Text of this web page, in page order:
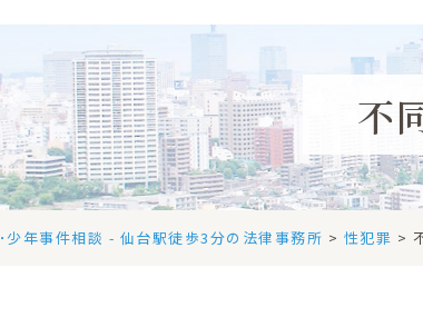
不
少年事件相談 - 仙台駅徒歩3分の法律事務所 > 性犯罪 >